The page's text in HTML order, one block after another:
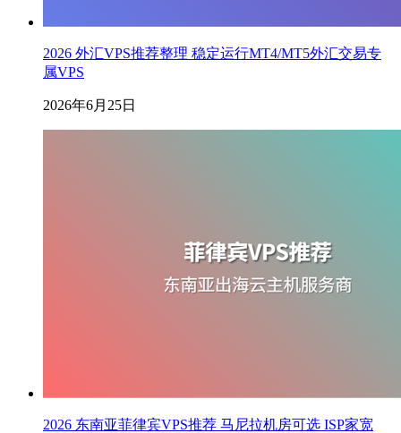
2026 外汇VPS推荐整理 稳定运行MT4/MT5外汇交易专
属VPS
2026年6月25日
2026 东南亚菲律宾VPS推荐 马尼拉机房可选 ISP家宽